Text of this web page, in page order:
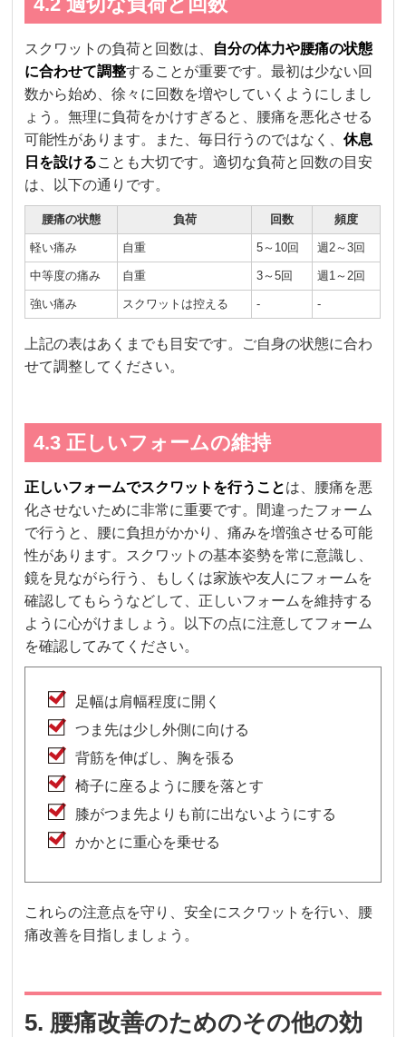
スクワットの負荷と回数は、
自分の体力や腰痛の状態
に合わせて調整することが重要です。最初は少ない回
数から始め、徐々に回数を増やしていくようにしまし
ょう。無理に負荷をかけすぎると、腰痛を悪化させる
可能性があります。また、毎日行うのではなく、休息
日を設けることも大切です。適切な負荷と回数の目安
は、以下の通りです。
腰痛の状態 負荷 回数 頻度
軽い痛み 自重 5～10回 週2～3回
中等度の痛み 自重 3～5回 週1～2回
強い痛み スクワットは控える - -
上記の表はあくまでも目安です。ご自身の状態に合わ
せて調整してください。
4.3 正しいフォームの維持
正しいフォームでスクワットを行うことは、腰痛を悪
化させないために非常に重要です。間違ったフォーム
で行うと、腰に負担がかかり、痛みを増強させる可能
性があります。スクワットの基本姿勢を常に意識し、
鏡を見ながら行う、もしくは家族や友人にフォームを
確認してもらうなどして、正しいフォームを維持する
ように心がけましょう。以下の点に注意してフォーム
を確認してみてください。
足幅は肩幅程度に開く
つま先は少し外側に向ける
背筋を伸ばし、胸を張る
椅子に座るように腰を落とす
膝がつま先よりも前に出ないようにする
かかとに重心を乗せる
これらの注意点を守り、安全にスクワットを行い、腰
痛改善を目指しましょう。
5. 腰痛改善のためのその他の効